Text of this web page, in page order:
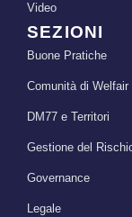
Video
SEZIONI
Buone Pratiche
Comunità di Welfair
DM77 e Territori
Gestione del
Governance
Legale